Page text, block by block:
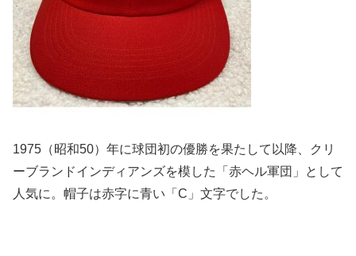
1975（昭和50）年に球団初の優勝を果たして以降、
クリ
ーブランドインディアンズを模した「赤ヘル軍団」
として
人気に。帽子は赤字に青い「C」文字でした。